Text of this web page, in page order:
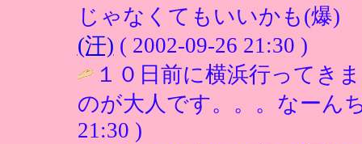
じゃなくてもいいかも(
(汗) ( 2002-09-26 21:30 )
１０日前に横浜行ってき
のが大人です。。。なーん
21:30 )